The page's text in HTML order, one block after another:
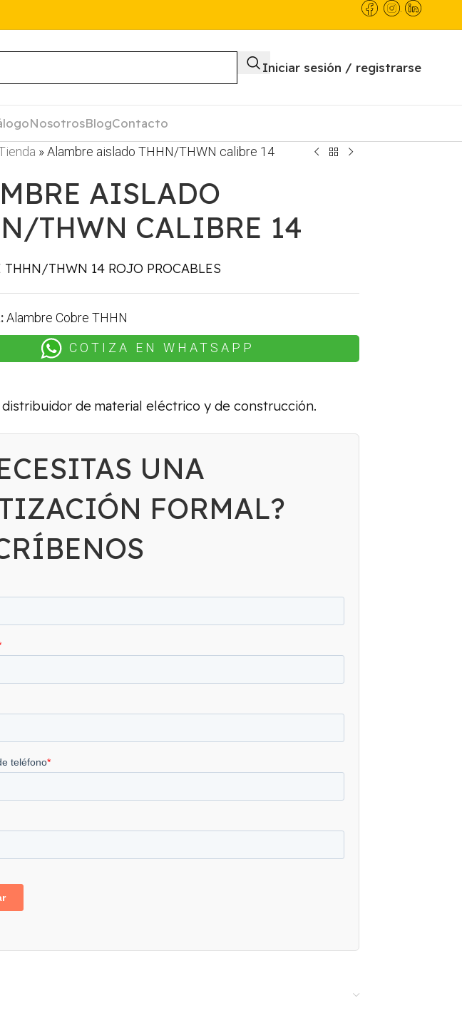
.
Iniciar sesión / registrarse
NosotrosBlogContacto
»Alambre aislado THHN/THWN calibre 14
AISLADO
THWN CALIBRE 14
THHN/THWN 14 ROJO PROCABLES
Alambre Cobre THHN
COTIZA EN WHATSAPP
distribuidor de material eléctrico y de construcción.
UNA
FORMAL?